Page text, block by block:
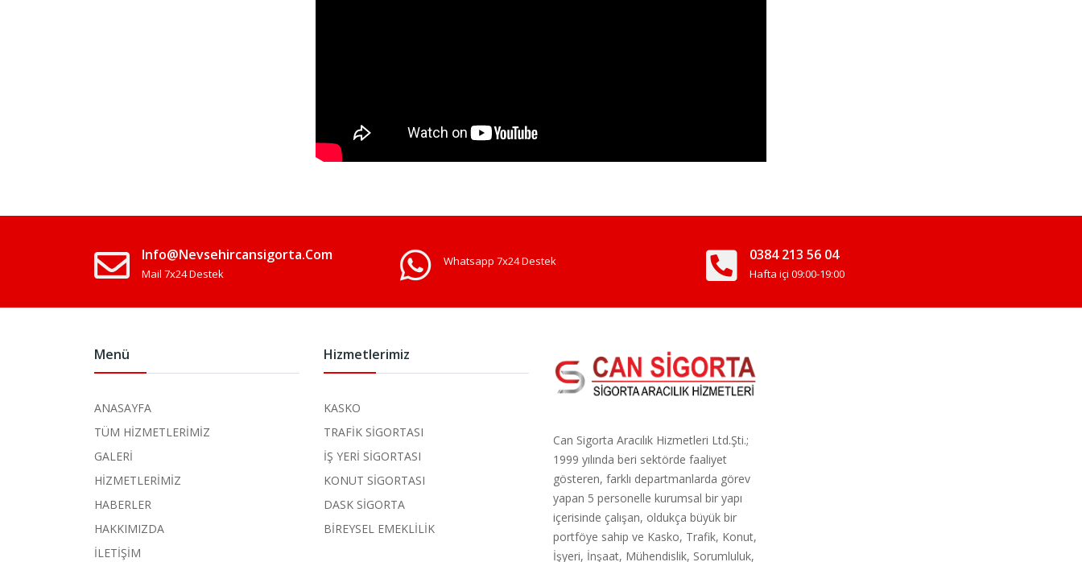
Info@nevsehircansigorta.com
Mail 7x24 Destek
Whatsapp 7x24 Destek 0384 213 56 04
Hafta içi 09:00-19:00
Menü
ANASAYFA
TÜM HİZMETLERİMİZ
GALERİ
HİZMETLERİMİZ
HABERLER
HAKKIMIZDA
İLETİŞİM
Hizmetlerimiz
KASKO
TRAFİK SİGORTASI
İŞ YERİ SİGORTASI
KONUT SİGORTASI
DASK SİGORTA
BİREYSEL EMEKLİLİK
Can Sigorta Aracılık Hizmetleri Ltd.Şti.;
1999 yılında beri sektörde faaliyet
gösteren, farklı departmanlarda görev
yapan 5 personelle kurumsal bir yapı
içerisinde çalışan, oldukça büyük bir
portföye sahip ve Kasko, Trafik, Konut,
İşyeri, İnşaat, Mühendislik, Sorumluluk,